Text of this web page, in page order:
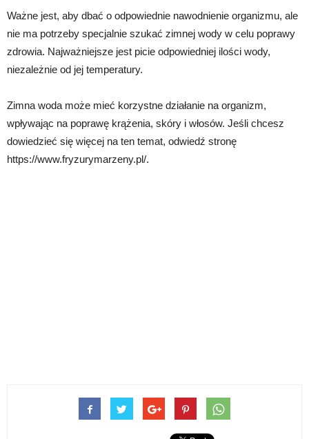
Ważne jest, aby dbać o odpowiednie nawodnienie organizmu, ale
nie ma potrzeby specjalnie szukać zimnej wody w celu poprawy
zdrowia. Najważniejsze jest picie odpowiedniej ilości wody,
niezależnie od jej temperatury.
Zimna woda może mieć korzystne działanie na organizm,
wpływając na poprawę krążenia, skóry i włosów. Jeśli chcesz
dowiedzieć się więcej na ten temat, odwiedź stronę
https://www.fryzurymarzeny.pl/.